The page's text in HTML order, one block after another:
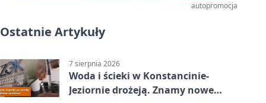
autopromocja
Ostatnie Artykuły
7 sierpnia 2026
Woda i ścieki w Konstancinie-
Jeziornie drożeją. Znamy nowe